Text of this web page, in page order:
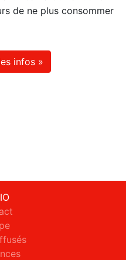
de ne plus consommer
infos »